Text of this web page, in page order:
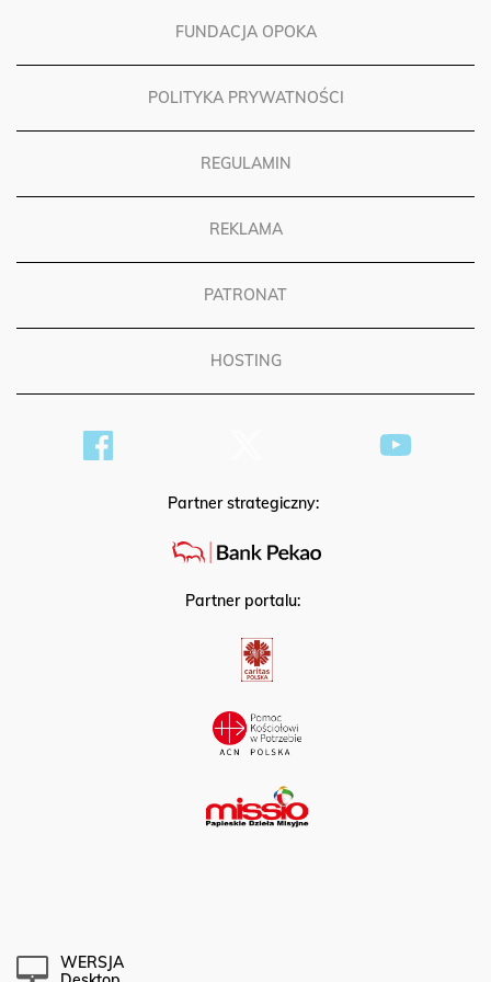
FUNDACJA OPOKA
POLITYKA PRYWATNOŚCI
REGULAMIN
REKLAMA
PATRONAT
HOSTING
Partner strategiczny:
Partner portalu:
WERSJA